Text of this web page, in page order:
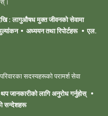
: लागुऔषध मुक्त जीवनको सेवामा
अध्ययन तथा रिपोर्टहरू
एल.
सदस्यहरूको परामर्श सेवा
थप जानकारीको लागि अनुरोध गर्नुहोस्
सन्देशहरू